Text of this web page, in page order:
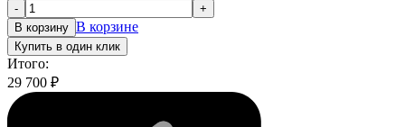
-
+
В корзину В корзине
Купить в один клик
Итого:
29 700 ₽